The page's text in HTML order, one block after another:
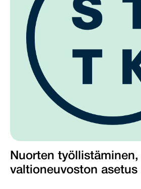
Nuorten työllistäminen,
valtioneuvoston asetus